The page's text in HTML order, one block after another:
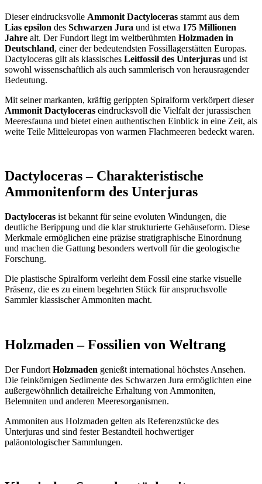
Dieser eindrucksvolle Ammonit Dactyloceras stammt aus dem
Lias epsilon des Schwarzen Jura und ist etwa 175 Millionen
Jahre alt. Der Fundort liegt im weltberühmten Holzmaden in
Deutschland, einer der bedeutendsten Fossillagerstätten Europas.
Dactyloceras gilt als klassisches Leitfossil des Unterjuras und ist
sowohl wissenschaftlich als auch sammlerisch von herausragender
Bedeutung.
Mit seiner markanten, kräftig gerippten Spiralform verkörpert dieser
Ammonit Dactyloceras eindrucksvoll die Vielfalt der jurassischen
Meeresfauna und bietet einen authentischen Einblick in eine Zeit, als
weite Teile Mitteleuropas von warmen Flachmeeren bedeckt waren.
Dactyloceras – Charakteristische
Ammonitenform des Unterjuras
Dactyloceras ist bekannt für seine evoluten Windungen, die
deutliche Berippung und die klar strukturierte Gehäuseform. Diese
Merkmale ermöglichen eine präzise stratigraphische Einordnung
und machen die Gattung besonders wertvoll für die geologische
Forschung.
Die plastische Spiralform verleiht dem Fossil eine starke visuelle
Präsenz, die es zu einem begehrten Stück für anspruchsvolle
Sammler klassischer Ammoniten macht.
Holzmaden – Fossilien von Weltrang
Der Fundort Holzmaden genießt international höchstes Ansehen.
Die feinkörnigen Sedimente des Schwarzen Jura ermöglichten eine
außergewöhnlich detailreiche Erhaltung von Ammoniten,
Belemniten und anderen Meeresorganismen.
Ammoniten aus Holzmaden gelten als Referenzstücke des
Unterjuras und sind fester Bestandteil hochwertiger
paläontologischer Sammlungen.